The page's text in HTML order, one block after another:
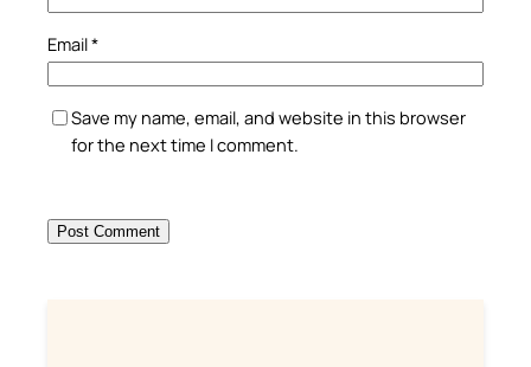
Email*
Save my name, email, and website in this browser
for the next time I comment.